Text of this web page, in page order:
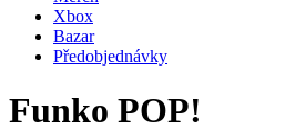
Xbox
Bazar
Předobjednávky
Funko POP!